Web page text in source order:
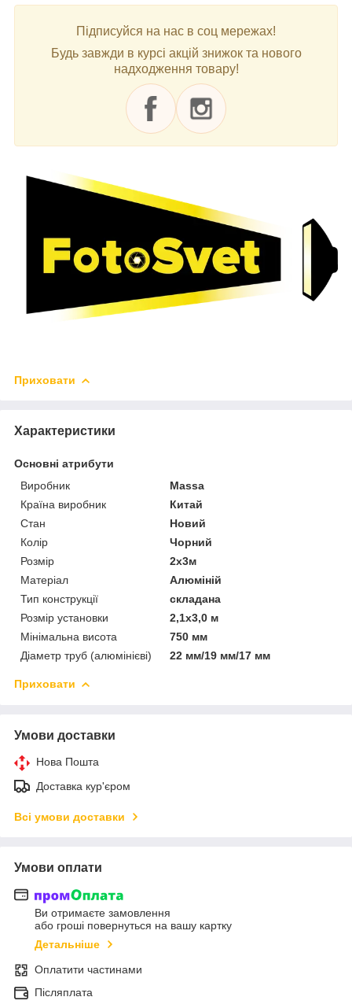
Підписуйся на нас в соц мережах!
Будь завжди в курсі акцій знижок та нового
надходження товару!
Приховати
Характеристики
Основні атрибути
Виробник
Massa
Країна виробник
Китай
Стан
Новий
Колір
Чорний
Розмір
2х3м
Матеріал
Алюміній
Тип конструкції
складана
Розмір установки
2,1х3,0 м
Мінімальна висота
750 мм
Діаметр труб (алюмінієві)
22 мм/19 мм/17 мм
Приховати
Умови доставки
Нова Пошта
Доставка кур'єром
Всі умови доставки
Умови оплати
Ви отримаєте замовлення
або гроші повернуться на вашу картку
Детальніше
Оплатити частинами
Післяплата